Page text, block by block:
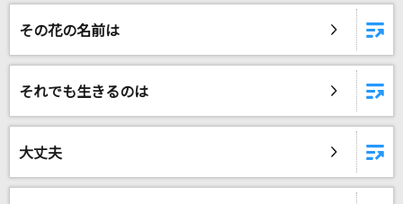
その花の名前は
それでも生きるのは
大丈夫